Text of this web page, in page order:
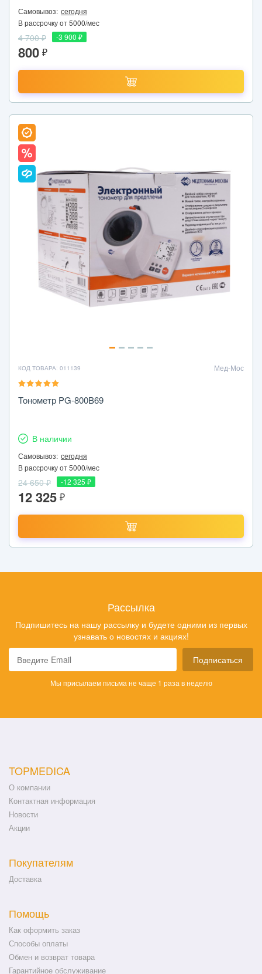
Самовывоз: сегодня
В рассрочку от 5000/мес
4 700 ₽ -3 900 ₽
800 ₽
КОД ТОВАРА: 011139 Мед-Мос
Тонометр PG-800B69
В наличии
Самовывоз: сегодня
В рассрочку от 5000/мес
24 650 ₽ -12 325 ₽
12 325 ₽
Рассылка
Подпишитесь на нашу рассылку и будете одними из первых
узнавать о новостях и акциях!
Подписаться
Мы присылаем письма не чаще 1 раза в неделю
TOPMEDICA
О компании
Контактная информация
Новости
Акции
Покупателям
Доставка
Помощь
Как оформить заказ
Способы оплаты
Обмен и возврат товара
Гарантийное обслуживание